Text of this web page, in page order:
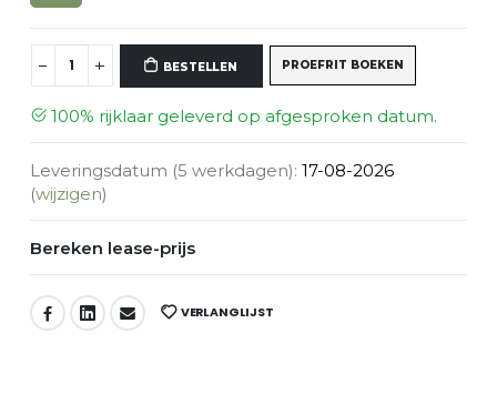
100% rijklaar geleverd op afgesproken datum.
Leveringsdatum (5 werkdagen): 17-08-2026
(wijzigen)
Bereken lease-prijs
DEEL: VERLANGLIJST